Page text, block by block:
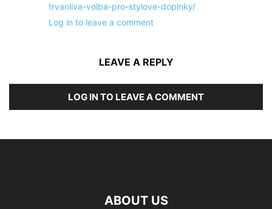
trvanliva-volba-pro-stylove-doplnky/
Log in to leave a comment
LEAVE A REPLY
LOG IN TO LEAVE A COMMENT
ABOUT US